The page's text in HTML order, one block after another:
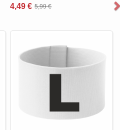
4,49 € 5,99 €